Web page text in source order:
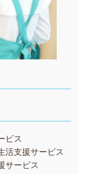
ビス
活支援サービス
サービス